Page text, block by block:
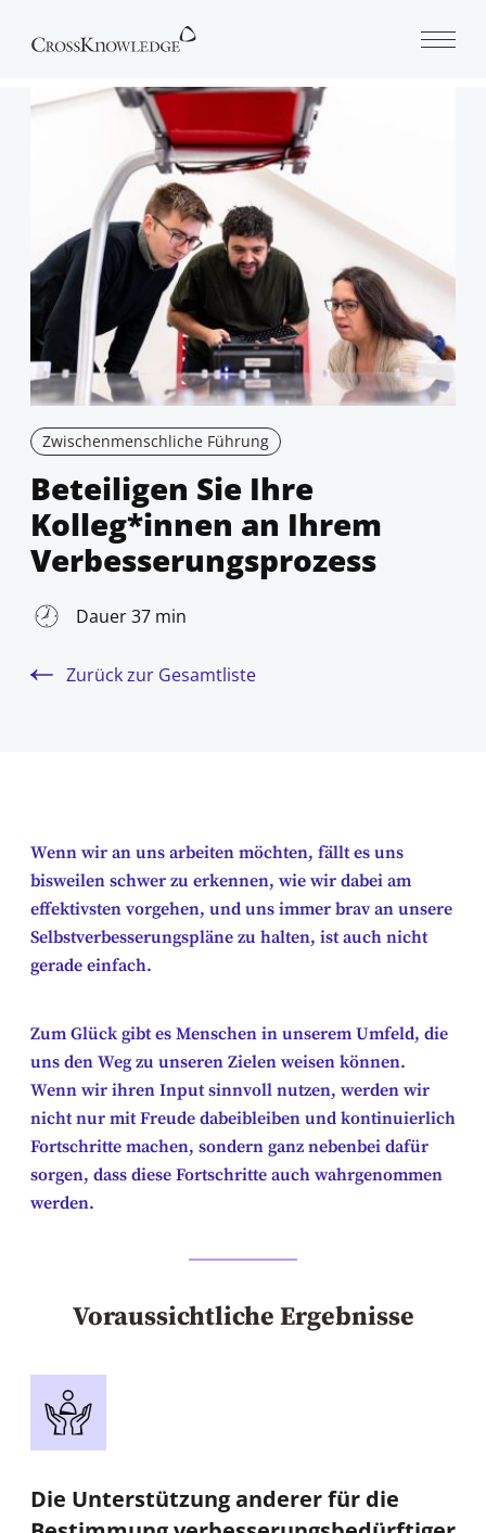
Zwischenmenschliche Führung
Beteiligen Sie Ihre
Kolleg*innen an Ihrem
Verbesserungsprozess
Dauer 37 min
Zurück zur Gesamtliste
Wenn wir an uns arbeiten möchten, fällt es uns
bisweilen schwer zu erkennen, wie wir dabei am
effektivsten vorgehen, und uns immer brav an unsere
Selbstverbesserungspläne zu halten, ist auch nicht
gerade einfach.
Zum Glück gibt es Menschen in unserem Umfeld, die
uns den Weg zu unseren Zielen weisen können.
Wenn wir ihren Input sinnvoll nutzen, werden wir
nicht nur mit Freude dabeibleiben und kontinuierlich
Fortschritte machen, sondern ganz nebenbei dafür
sorgen, dass diese Fortschritte auch wahrgenommen
werden.
Voraussichtliche Ergebnisse
Die Unterstützung anderer für die